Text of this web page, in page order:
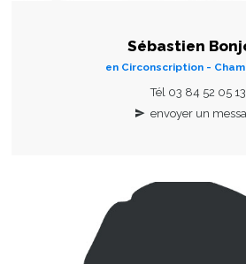
Sébastien
en Circonscription -
Tél 03 84 52 05 13
envoyer un